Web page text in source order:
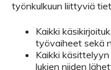
työnkulkuun liittyviä
Kaikki
työvaiheet sekä
Kaikki
lukien niiden